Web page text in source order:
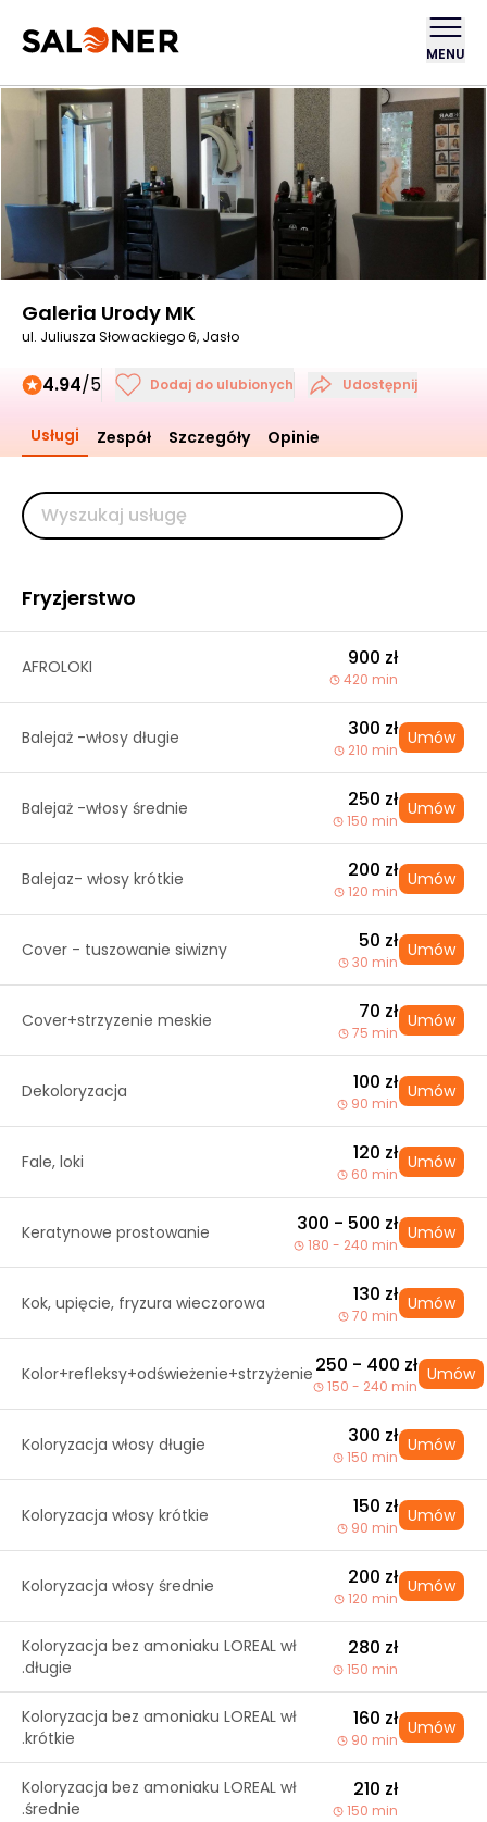
MENU
Galeria Urody MK
ul. Juliusza Słowackiego 6, Jasło
4.94/5 Dodaj do ulubionych Udostępnij
Usługi Zespół Szczegóły Opinie
Fryzjerstwo
AFROLOKI 900 zł
420 min
Balejaż -włosy długie 300 zł
210 min
Umów
Balejaż -włosy średnie 250 zł
150 min
Umów
Balejaz- włosy krótkie 200 zł
120 min
Umów
Cover - tuszowanie siwizny 50 zł
30 min
Umów
Cover+strzyzenie meskie 70 zł
75 min
Umów
Dekoloryzacja 100 zł
90 min
Umów
Fale, loki 120 zł
60 min
Umów
Keratynowe prostowanie 300 - 500 zł
180 - 240 min
Umów
Kok, upięcie, fryzura wieczorowa 130 zł
70 min
Umów
Kolor+refleksy+odświeżenie+strzyżenie 250 - 400 zł
150 - 240 min
Umów
Koloryzacja włosy długie 300 zł
150 min
Umów
Koloryzacja włosy krótkie 150 zł
90 min
Umów
Koloryzacja włosy średnie 200 zł
120 min
Umów
Koloryzacja bez amoniaku LOREAL wł
.długie
280 zł
150 min
Koloryzacja bez amoniaku LOREAL wł
.krótkie
160 zł
90 min
Umów
Koloryzacja bez amoniaku LOREAL wł
.średnie
210 zł
150 min